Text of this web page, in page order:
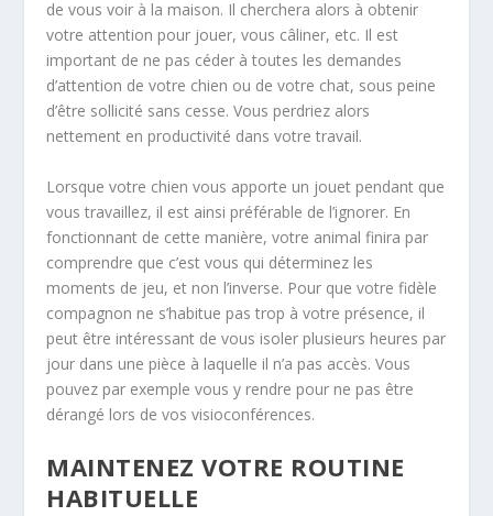
de vous voir à la maison. Il cherchera alors à obtenir
votre attention pour jouer, vous câliner, etc. Il est
important de ne pas céder à toutes les demandes
d’attention de votre chien ou de votre chat, sous peine
d’être sollicité sans cesse. Vous perdriez alors
nettement en productivité dans votre travail.
Lorsque votre chien vous apporte un jouet pendant que
vous travaillez, il est ainsi préférable de l’ignorer. En
fonctionnant de cette manière, votre animal finira par
comprendre que c’est vous qui déterminez les
moments de jeu, et non l’inverse. Pour que votre fidèle
compagnon ne s’habitue pas trop à votre présence, il
peut être intéressant de vous isoler plusieurs heures par
jour dans une pièce à laquelle il n’a pas accès. Vous
pouvez par exemple vous y rendre pour ne pas être
dérangé lors de vos visioconférences.
MAINTENEZ VOTRE ROUTINE
HABITUELLE